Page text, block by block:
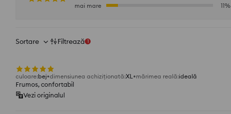
mai mare
11%
Sortare Filtrează 1
culoare:bej dimensiunea achiziționată:XL mărimea reală:ideală
Frumos, confortabil
Vezi originalul